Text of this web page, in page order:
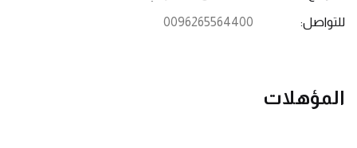
للتواصل: 0096265564400
المؤهلات